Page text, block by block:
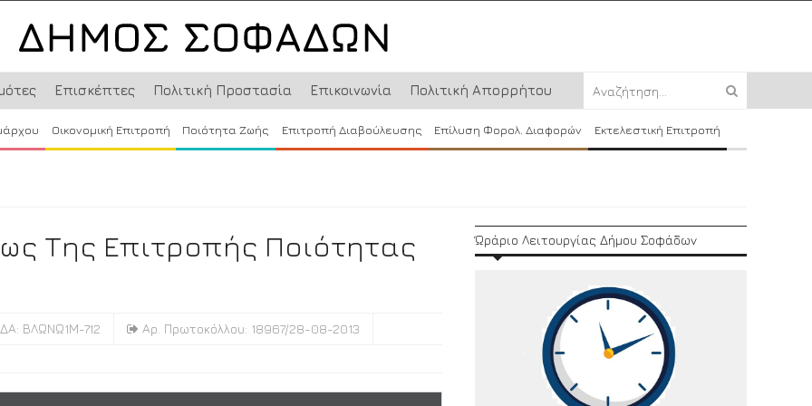
Επισκέπτες Πολιτική Προστασία Επικοινωνία Πολιτική Απορρήτου
Οικονομική Επιτροπή Ποιότητα Ζωής Επιτροπή Διαβούλευσης Επίλυση Φορολ. Διαφορών Εκτελεστική Επιτροπή
Της Επιτροπής Ποιότητας
ΒΛΩΝΩ1Μ-712 Αρ. Πρωτοκόλλου: 18967/28-08-2013
Ώράριο Λειτουργίας Δήμου Σοφάδων